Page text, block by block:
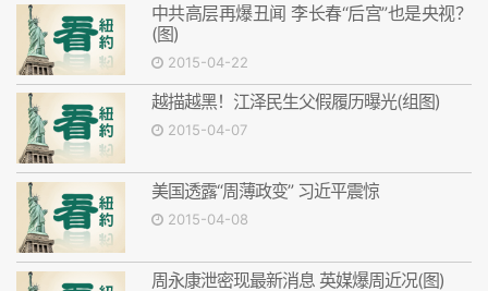
中共高层再爆丑闻 李长春“后宫”也是央视？
(图)
2015-04-22
越描越黑！江泽民生父假履历曝光(组图)
2015-04-07
美国透露“周薄政变” 习近平震惊
2015-04-08
周永康泄密现最新消息 英媒爆周近况(图)